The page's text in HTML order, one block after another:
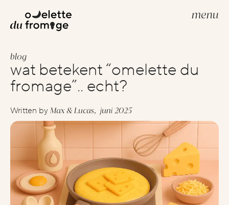
menu
build your website
webdevelopment
webdesign
scale your brand
scale
creative strategies
google advertenties
social media advertenties
blog
wat betekent “omelette du
fromage”.. echt?
Written by Max & Lucas, juni 2025